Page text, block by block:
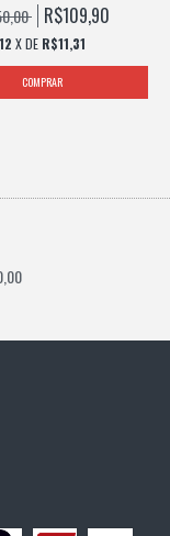
R$109,90
12 X DE R$11,31